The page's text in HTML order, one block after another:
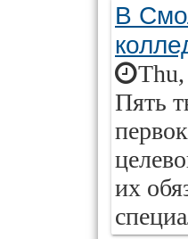
В
Thu,
Пять
их